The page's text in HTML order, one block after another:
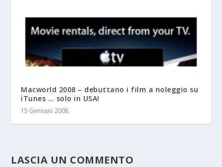
Macworld 2008 – debuttano i film a noleggio su
iTunes … solo in USA!
15 Gennaio 2008
LASCIA UN COMMENTO